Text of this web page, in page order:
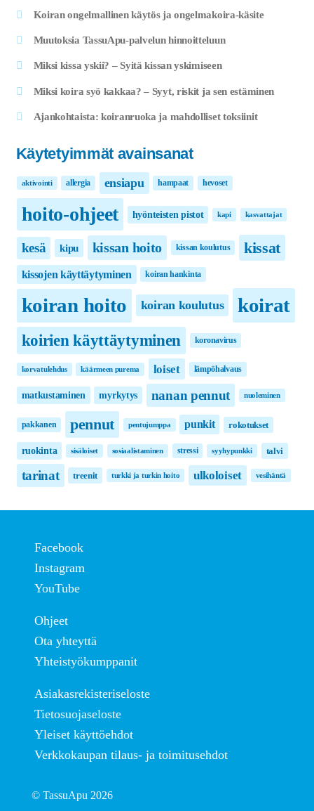
Koiran ongelmallinen käytös ja ongelmakoira-käsite
Muutoksia TassuApu-palvelun hinnoitteluun
Miksi kissa yskii? – Syitä kissan yskimiseen
Miksi koira syö kakkaa? – Syyt, riskit ja sen estäminen
Ajankohtaista: koiranruoka ja mahdolliset toksiinit
Käytetyimmät avainsanat
aktivointi allergia ensiapu hampaat hevoset
hoito-ohjeet hyönteisten pistot kapi kasvattajat
kesä kipu kissan hoito kissan koulutus kissat
kissojen käyttäytyminen koiran hankinta
koiran hoito koiran koulutus koirat
koirien käyttäytyminen koronavirus
korvatulehdus käärmeen purema loiset lämpöhalvaus
matkustaminen myrkytys nanan pennut nuoleminen
pakkanen pennut pentujumppa punkit rokotukset
ruokinta sisäloiset sosiaalistaminen stressi syyhypunkki talvi
tarinat treenit turkki ja turkin hoito ulkoloiset vesihäntä
Facebook
Instagram
YouTube
Ohjeet
Ota yhteyttä
Yhteistyökumppanit
Asiakasrekisteriseloste
Tietosuojaseloste
Yleiset käyttöehdot
Verkkokaupan tilaus- ja toimitusehdot
© TassuApu 2026